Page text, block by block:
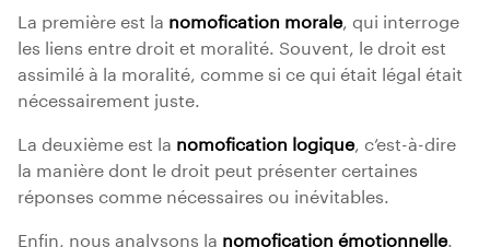
La première est la nomofication morale, qui interroge
les liens entre droit et moralité. Souvent, le droit est
assimilé à la moralité, comme si ce qui était légal était
nécessairement juste.
La deuxième est la nomofication logique, c’est-à-dire
la manière dont le droit peut présenter certaines
réponses comme nécessaires ou inévitables.
Enfin, nous analysons la nomofication émotionnelle.